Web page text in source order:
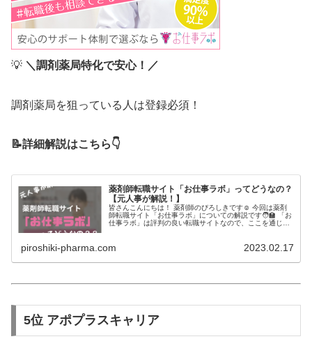
💡 ＼調剤薬局特化で安心！／
調剤薬局を狙っている人は登録必須！
📝詳細解説はこちら👇
薬剤師転職サイト「お仕事ラボ」ってどうなの？
【元人事が解説！】
皆さんこんにちは！ 薬剤師のぴろしきです☺ 今回は薬剤
師転職サイト「お仕事ラボ」についての解説です🧑‍🏫 「お
仕事ラボ」は評判の良い転職サイトなので、ここを通じて
piroshiki-pharma.com 2023.02.17
5位 アポプラスキャリア